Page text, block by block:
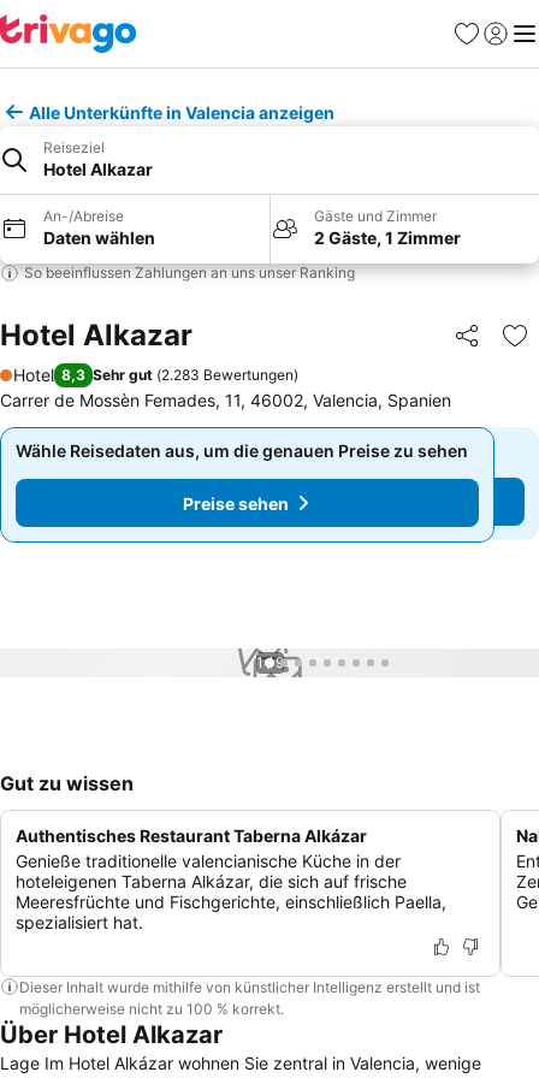
Favoriten
Alle Unterkünfte in Valencia anzeigen
Reiseziel
Hotel Alkazar
An-/Abreise
Daten wählen
Gäste und Zimmer
2 Gäste, 1 Zimmer
So beeinflussen Zahlungen an uns unser Ranking
Hotel Alkazar Teilen
1 Sterne
Hotel 8,3 Sehr gut (2.283 Bewertungen)
Carrer de Mossèn Femades, 11, 46002, Valencia, Spanien
Wähle Reisedaten aus, um die genauen Preise zu sehen
Preise sehen
Wähle Reisedaten aus, um die genauen Preise zu sehen
Preise sehen
1 / 9
Gut zu wissen
Authentisches Restaurant Taberna Alkázar
Genieße traditionelle valencianische Küche in der
hoteleigenen Taberna Alkázar, die sich auf frische
Meeresfrüchte und Fischgerichte, einschließlich Paella,
spezialisiert hat.
Dieser Inhalt wurde mithilfe von künstlicher Intelligenz erstellt und ist
möglicherweise nicht zu 100 % korrekt.
Über Hotel Alkazar
Lage Im Hotel Alkázar wohnen Sie zentral in Valencia, wenige